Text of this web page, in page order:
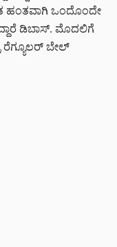
ಹಂತವಾಗಿ ಒಂದೊಂದೇ
ಡಿಬಾಸ್. ಮೊದಲಿಗೆ
ಬೇಲ್